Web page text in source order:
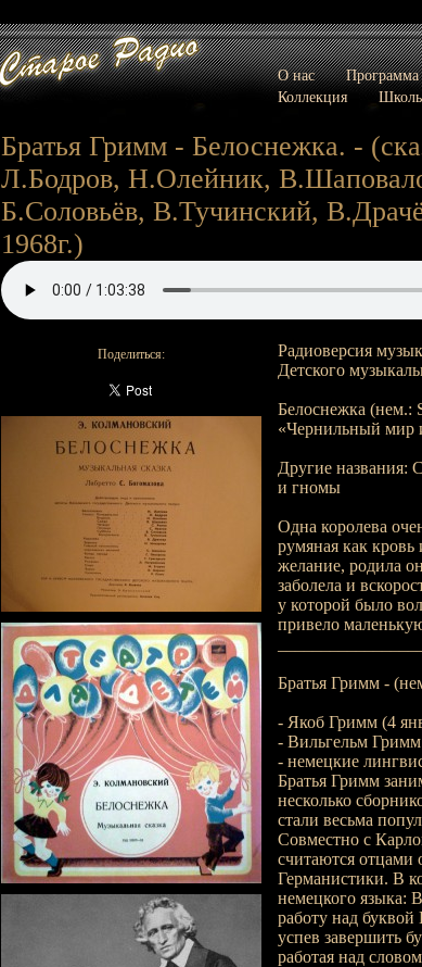
О нас Программа
Коллекция
Братья Гримм - Белоснежка. -
Л.Бодров, Н.Олейник,
Б.Соловьёв, В.Тучинский,
1968г.)
Поделиться:
Радиоверсия
Детского
Белоснежка (нем.:
«Чернильный мир
Другие названия:
и гномы
Одна королева
румяная как кровь
желание, родила
заболела и
у которой было
привело
Братья Гримм -
- Якоб Гримм (4
- Вильгельм Гримм
- немецкие
Братья Гримм
несколько
стали весьма
Совместно с
считаются отцами
Германистики. В
немецкого языка:
работу над буквой
успев завершить
работая над